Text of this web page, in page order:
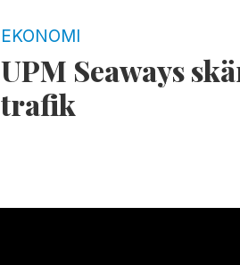
EKONOMI
UPM Seaways
trafik